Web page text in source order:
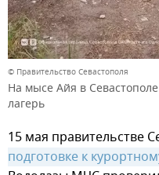
© Правительство Севастополя
На мысе Айя в
лагерь
15 мая правительстве
подготовке к